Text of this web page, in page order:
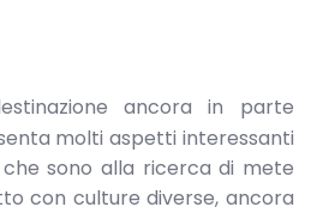
ancora in parte
molti aspetti interessanti
sono alla ricerca di mete
con culture diverse, ancora